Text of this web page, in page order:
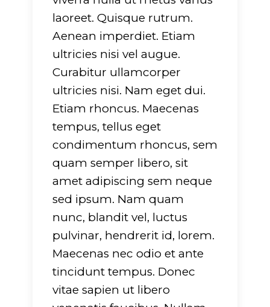
laoreet. Quisque rutrum.
Aenean imperdiet. Etiam
ultricies nisi vel augue.
Curabitur ullamcorper
ultricies nisi. Nam eget dui.
Etiam rhoncus. Maecenas
tempus, tellus eget
condimentum rhoncus, sem
quam semper libero, sit
amet adipiscing sem neque
sed ipsum. Nam quam
nunc, blandit vel, luctus
pulvinar, hendrerit id, lorem.
Maecenas nec odio et ante
tincidunt tempus. Donec
vitae sapien ut libero